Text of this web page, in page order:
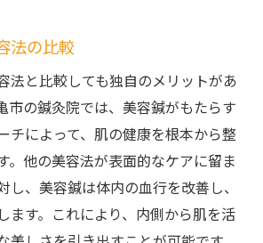
法の比較
法と比較しても独自のメリットがあ
市の鍼灸院では、美容鍼がもたらす
チによって、肌の健康を根本から整
。他の美容法が表面的なケアに留ま
し、美容鍼は体内の血行を改善し、
ます。これにより、内側から肌を活